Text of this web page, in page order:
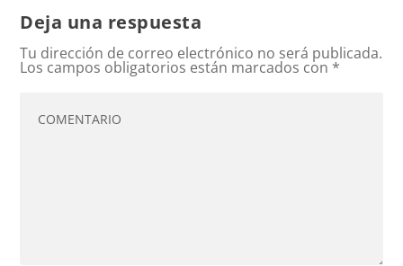
Deja una respuesta
Tu dirección de correo electrónico no será publicada.
Los campos obligatorios están marcados con *